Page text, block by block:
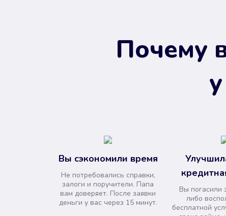
Почему
Вы сэкономили время
Не потребовались справки,
залоги и поручители. Папа
вам доверяет. После заявки
деньги у вас через 15 минут.
Вы погасили
либо
бесплатной